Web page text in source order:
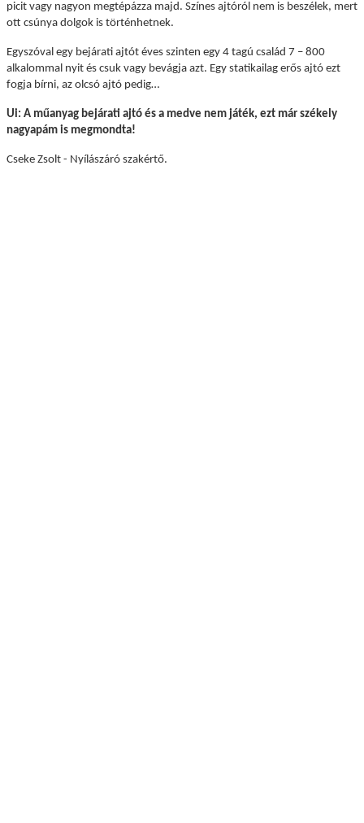
picit vagy nagyon megtépázza majd. Színes ajtóról nem is beszélek, mert
ott csúnya dolgok is történhetnek.
Egyszóval egy bejárati ajtót éves szinten egy 4 tagú család 7 – 800
alkalommal nyit és csuk vagy bevágja azt. Egy statikailag erős ajtó ezt
fogja bírni, az olcsó ajtó pedig…
Ui: A műanyag bejárati ajtó és a medve nem játék, ezt már székely
nagyapám is megmondta!
Cseke Zsolt - Nyílászáró szakértő.